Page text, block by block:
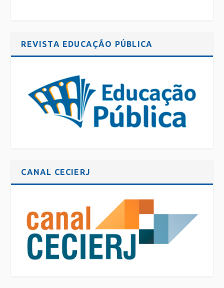
REVISTA EDUCAÇÃO PÚBLICA
CANAL CECIERJ